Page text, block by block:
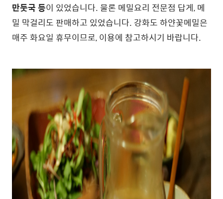
만둣국 등이 있었습니다. 물론 메밀요리 전문점 답게, 메
밀 막걸리도 판매하고 있었습니다. 강화도 하얀꽃메밀은
매주 화요일 휴무이므로, 이용에 참고하시기 바랍니다.